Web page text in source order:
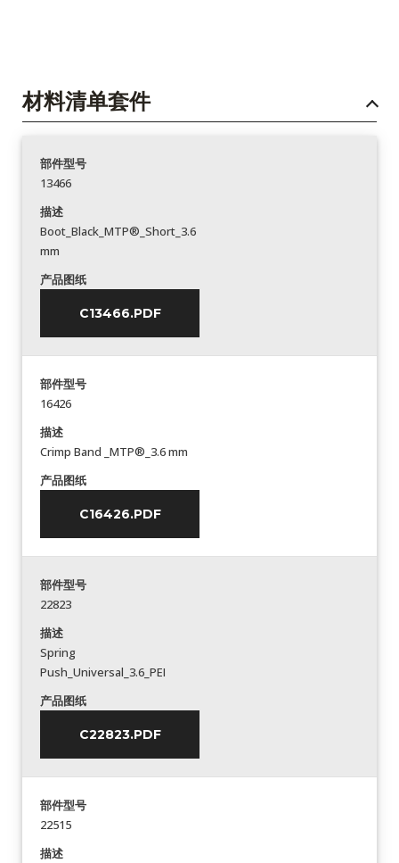
材料清单套件
部件型号
13466
描述
Boot_Black_MTP®_Short_3.6
mm
产品图纸
C13466.PDF
部件型号
16426
描述
Crimp Band _MTP®_3.6 mm
产品图纸
C16426.PDF
部件型号
22823
描述
Spring
Push_Universal_3.6_PEI
产品图纸
C22823.PDF
部件型号
22515
描述